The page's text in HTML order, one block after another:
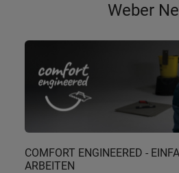
Weber
COMFORT ENGINEERED -
ARBEITEN